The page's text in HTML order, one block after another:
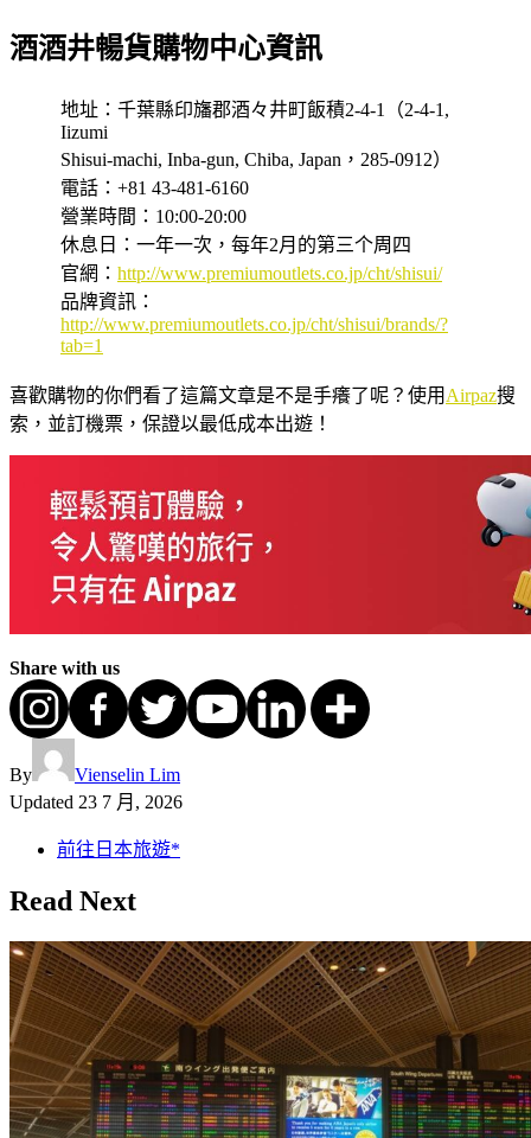
酒酒井暢貨購物中心資訊
地址：千葉縣印旛郡酒々井町飯積2-4-1（2-4-1,
Iizumi
Shisui-machi, Inba-gun, Chiba, Japan，285-0912）
電話：+81 43-481-6160
營業時間：10:00-20:00
休息日：一年一次，每年2月的第三个周四
官網： http://www.premiumoutlets.co.jp/cht/shisui/
品牌資訊：
http://www.premiumoutlets.co.jp/cht/shisui/brands/?
tab=1
喜歡購物的你們看了這篇文章是不是手癢了呢？使用 Airpaz搜
索，並訂機票，保證以最低成本出遊！
Share with us
By
Vienselin Lim
Updated 23 7 月, 2026
前往日本旅遊*
Read Next